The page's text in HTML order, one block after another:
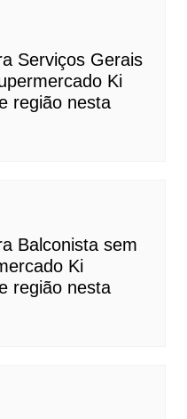
Serviços Gerais
Ki
região nesta
Balconista sem
Ki
região nesta